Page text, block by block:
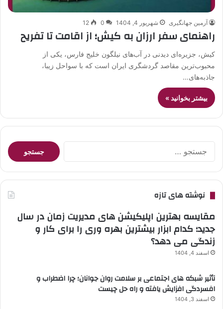
آرمین جهانگیری شهریور 4, 1404 0
12
راهنمای سفر ارزان به کیش؛ از اقامت تا تفریح
کیش، جزیره‌ای دیدنی در آب‌های نیلگون خلیج فارس، یکی از
محبوب‌ترین مقاصد گردشگری ایران است که با سواحل زیبا،
جاذبه‌های…
بیشتر بخوانید »
جستجو
برای:
نوشته های تازه
مقایسه بهترین اپلیکیشن های مدیریت زمان در سال
جدید؛ کدام ابزار بیشترین بهره وری را برای کار و
زندگی می دهد؟
اسفند 4, 1404
تأثیر شبکه های اجتماعی بر سلامت روان جوانان؛ چرا اضطراب و
افسردگی افزایش یافته و راه حل چیست
اسفند 3, 1404